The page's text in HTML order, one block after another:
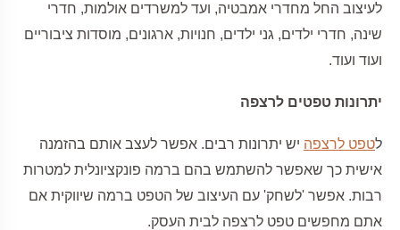
לעיצוב החל מחדרי אמבטיה, ועד למשרדים אולמות, חדרי
שינה, חדרי ילדים, גני ילדים, חנויות, ארגונים, מוסדות ציבוריים
ועוד ועוד.
יתרונות טפטים לרצפה
לטפט לרצפה יש יתרונות רבים. אפשר לעצב אותם בהזמנה
אישית כך שאפשר להשתמש בהם ברמה פונקציונלית למטרות
רבות. אפשר 'לשחק' עם העיצוב של הטפט ברמה שיווקית אם
אתם מחפשים טפט לרצפה לבית העסק.